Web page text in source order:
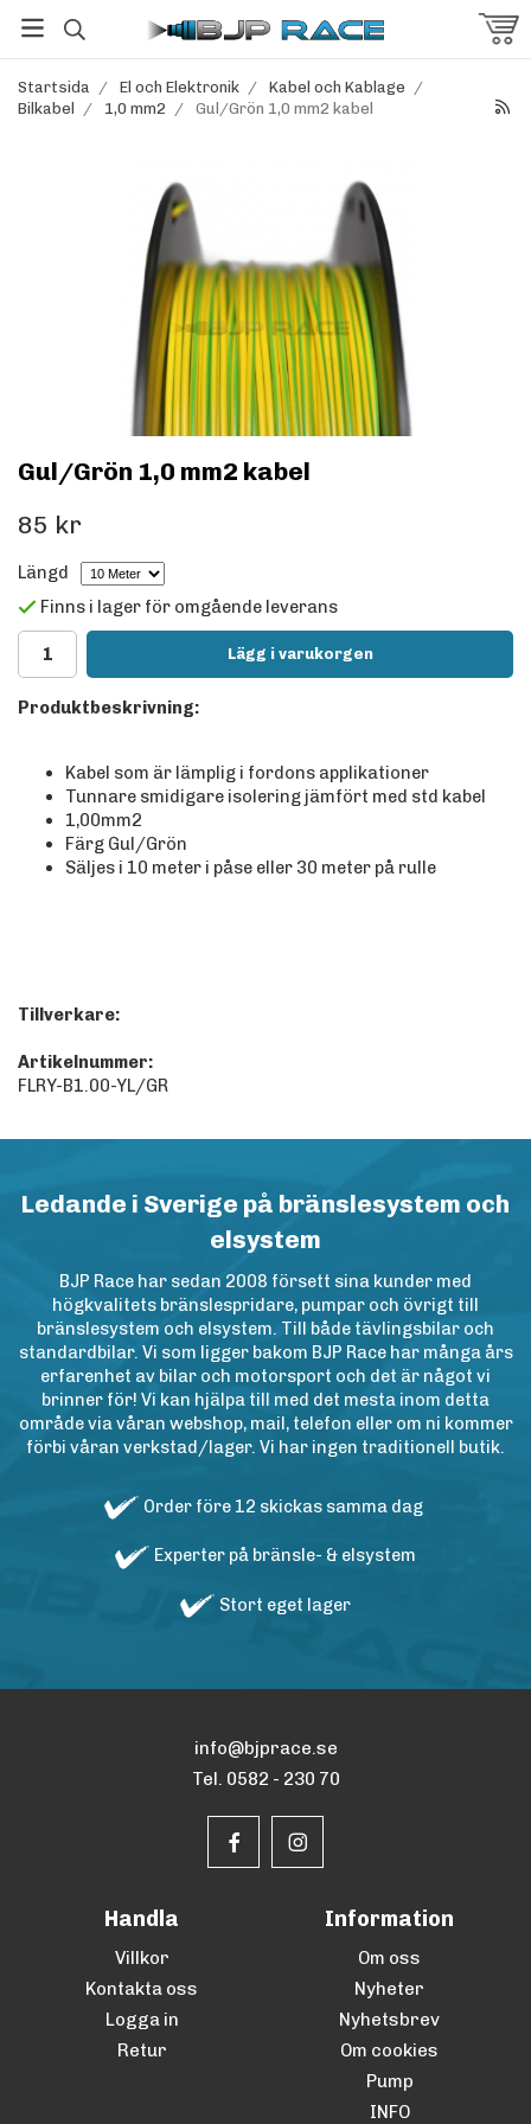
Startsida / El och Elektronik / Kabel och Kablage /
Bilkabel
/ 1,0 mm2 / Gul/Grön 1,0 mm2 kabel
Gul/Grön 1,0 mm2 kabel
85 kr
Längd
Finns i lager för omgående leverans
Lägg i varukorgen
Produktbeskrivning:
Kabel som är lämplig i fordons applikationer
Tunnare smidigare isolering jämfört med std kabel
1,00mm2
Färg Gul/Grön
Säljes i 10 meter i påse eller 30 meter på rulle
Tillverkare:
Artikelnummer:
FLRY-B1.00-YL/GR
Ledande i Sverige på bränslesystem och
elsystem
BJP Race har sedan 2008 försett sina kunder med
högkvalitets bränslespridare, pumpar och övrigt till
bränslesystem och elsystem. Till både tävlingsbilar och
standardbilar. Vi som ligger bakom BJP Race har många års
erfarenhet av bilar och motorsport och det är något vi
brinner för! Vi kan hjälpa till med det mesta inom detta
område via våran webshop, mail, telefon eller om ni kommer
förbi våran verkstad/lager. Vi har ingen traditionell butik.
Order före 12 skickas samma dag
Experter på bränsle- & elsystem
Stort eget lager
info@bjprace.se
Tel. 0582 - 230 70
Handla
Villkor
Kontakta oss
Logga in
Retur
Information
Om oss
Nyheter
Nyhetsbrev
Om cookies
Pump
INFO